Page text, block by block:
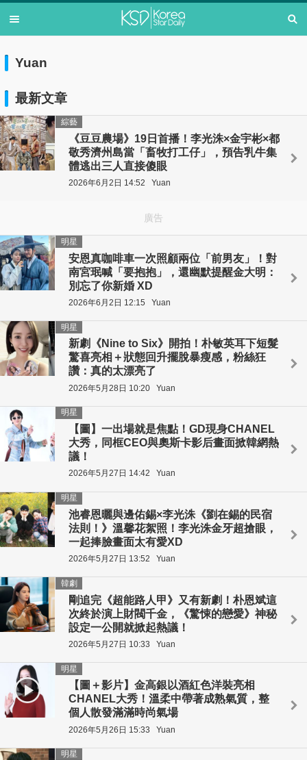
Yuan
最新文章
《豆豆農場》19日首播！李光洙×金宇彬×都
敬秀濟州島當「畜牧打工仔」，預告乳牛集
體逃出三人直接傻眼
綜藝
2026年6月2日 14:52 Yuan
廣告
安恩真咖啡車一次照顧兩位「前男友」！對
南宮珉喊「要抱抱」，還幽默提醒金大明：
別忘了你新婚 XD
明星
2026年6月2日 12:15 Yuan
新劇《Nine to Six》開拍！朴敏英耳下短髮
驚喜亮相＋狀態回升擺脫暴瘦感，粉絲狂
讚：真的太漂亮了
明星
2026年5月28日 10:20 Yuan
【圖】一出場就是焦點！GD現身CHANEL
大秀，同框CEO與奧斯卡影后畫面掀韓網熱
議！
明星
2026年5月27日 14:42 Yuan
池睿恩曬與邊佑錫×李光洙《劉在錫的民宿
法則！》溫馨花絮照！李光洙金牙超搶眼，
一起捧臉畫面太有愛XD
明星
2026年5月27日 13:52 Yuan
剛追完《超能路人甲》又有新劇！朴恩斌這
次終於演上財閥千金，《驚悚的戀愛》神秘
設定一公開就掀起熱議！
韓劇
2026年5月27日 10:33 Yuan
【圖＋影片】金高銀以酒紅色洋裝亮相
CHANEL大秀！溫柔中帶著成熟氣質，整
個人散發滿滿時尚氣場
明星
2026年5月26日 15:33 Yuan
明星